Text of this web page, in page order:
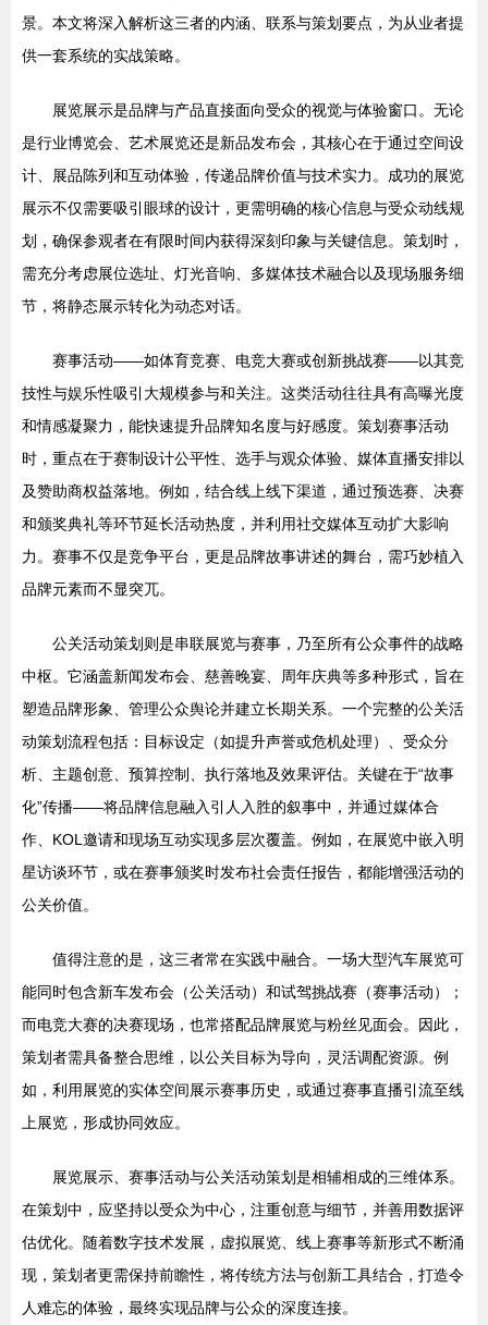
景。本文将深入解析这三者的内涵、联系与策划要点，为从业者提
供一套系统的实战策略。
展览展示是品牌与产品直接面向受众的视觉与体验窗口。无论
是行业博览会、艺术展览还是新品发布会，其核心在于通过空间设
计、展品陈列和互动体验，传递品牌价值与技术实力。成功的展览
展示不仅需要吸引眼球的设计，更需明确的核心信息与受众动线规
划，确保参观者在有限时间内获得深刻印象与关键信息。策划时，
需充分考虑展位选址、灯光音响、多媒体技术融合以及现场服务细
节，将静态展示转化为动态对话。
赛事活动——如体育竞赛、电竞大赛或创新挑战赛——以其竞
技性与娱乐性吸引大规模参与和关注。这类活动往往具有高曝光度
和情感凝聚力，能快速提升品牌知名度与好感度。策划赛事活动
时，重点在于赛制设计公平性、选手与观众体验、媒体直播安排以
及赞助商权益落地。例如，结合线上线下渠道，通过预选赛、决赛
和颁奖典礼等环节延长活动热度，并利用社交媒体互动扩大影响
力。赛事不仅是竞争平台，更是品牌故事讲述的舞台，需巧妙植入
品牌元素而不显突兀。
公关活动策划则是串联展览与赛事，乃至所有公众事件的战略
中枢。它涵盖新闻发布会、慈善晚宴、周年庆典等多种形式，旨在
塑造品牌形象、管理公众舆论并建立长期关系。一个完整的公关活
动策划流程包括：目标设定（如提升声誉或危机处理）、受众分
析、主题创意、预算控制、执行落地及效果评估。关键在于“故事
化”传播——将品牌信息融入引人入胜的叙事中，并通过媒体合
作、KOL邀请和现场互动实现多层次覆盖。例如，在展览中嵌入明
星访谈环节，或在赛事颁奖时发布社会责任报告，都能增强活动的
公关价值。
值得注意的是，这三者常在实践中融合。一场大型汽车展览可
能同时包含新车发布会（公关活动）和试驾挑战赛（赛事活动）；
而电竞大赛的决赛现场，也常搭配品牌展览与粉丝见面会。因此，
策划者需具备整合思维，以公关目标为导向，灵活调配资源。例
如，利用展览的实体空间展示赛事历史，或通过赛事直播引流至线
上展览，形成协同效应。
展览展示、赛事活动与公关活动策划是相辅相成的三维体系。
在策划中，应坚持以受众为中心，注重创意与细节，并善用数据评
估优化。随着数字技术发展，虚拟展览、线上赛事等新形式不断涌
现，策划者更需保持前瞻性，将传统方法与创新工具结合，打造令
人难忘的体验，最终实现品牌与公众的深度连接。